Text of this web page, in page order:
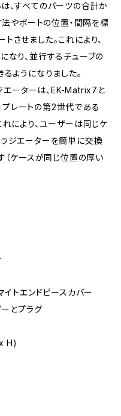
、すべてのパーツの合計か
法やポートの位置・間隔を標
させました。これにより、
なり、並行するチューブの
ようになりました。
ーターは、EK-Matrix7と
プレートの第2世代である
により、ユーザーは同じケ
ジエーターを簡単に交換
（ケースが同じ位置の厚い
トエンドピースカバー
とプラグ
H)